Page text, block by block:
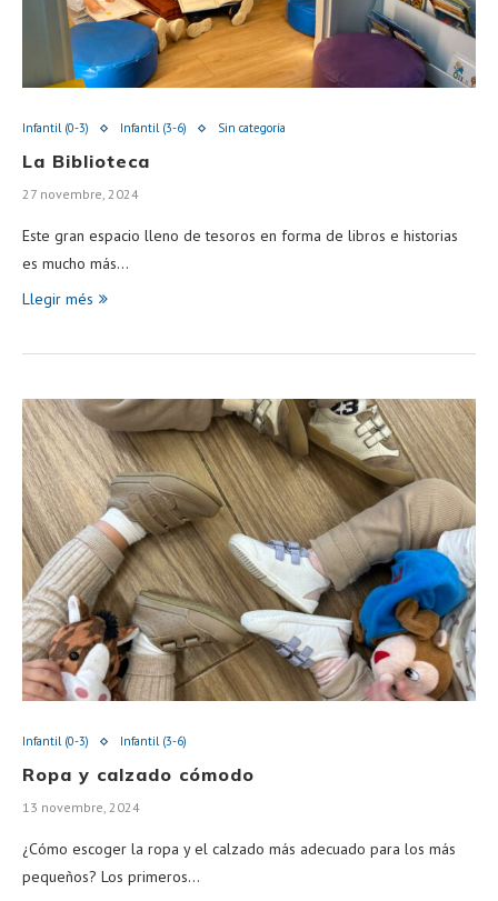
Infantil (0-3) Infantil (3-6) Sin categoría
La Biblioteca
27 novembre, 2024
Este gran espacio lleno de tesoros en forma de libros e historias
es mucho más…
Llegir més
Infantil (0-3) Infantil (3-6)
Ropa y calzado cómodo
13 novembre, 2024
¿Cómo escoger la ropa y el calzado más adecuado para los más
pequeños? Los primeros…